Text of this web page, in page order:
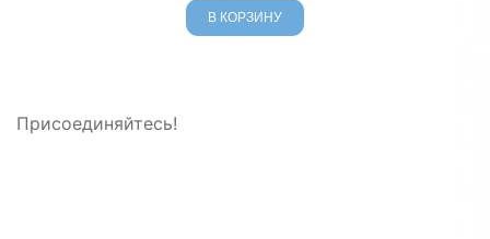
В КОРЗИНУ
Присоединяйтесь!